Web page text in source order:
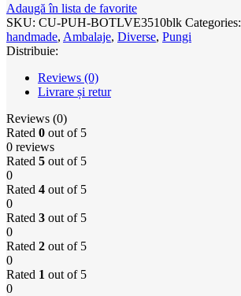
Adaugă în lista de favorite
SKU: CU-PUH-BOTLVE3510blk Categories:
handmade, Ambalaje, Diverse, Pungi
Distribuie:
Reviews (0)
Livrare și retur
Reviews (0)
Rated 0 out of 5
0 reviews
Rated 5 out of 5
0
Rated 4 out of 5
0
Rated 3 out of 5
0
Rated 2 out of 5
0
Rated 1 out of 5
0